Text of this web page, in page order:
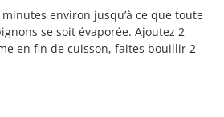
minutes environ jusqu’à ce que toute
se soit évaporée. Ajoutez 2
en fin de cuisson, faites bouillir 2